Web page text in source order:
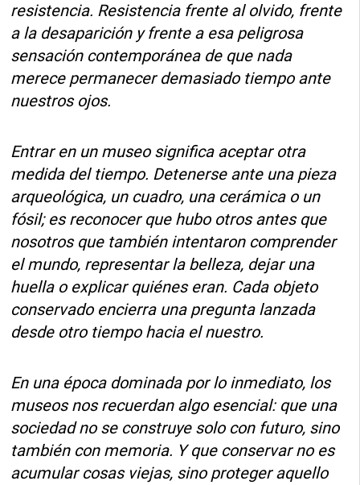
resistencia. Resistencia frente al olvido, frente
a la desaparición y frente a esa peligrosa
sensación contemporánea de que nada
merece permanecer demasiado tiempo ante
nuestros ojos.
Entrar en un museo significa aceptar otra
medida del tiempo. Detenerse ante una pieza
arqueológica, un cuadro, una cerámica o un
fósil; es reconocer que hubo otros antes que
nosotros que también intentaron comprender
el mundo, representar la belleza, dejar una
huella o explicar quiénes eran. Cada objeto
conservado encierra una pregunta lanzada
desde otro tiempo hacia el nuestro.
En una época dominada por lo inmediato, los
museos nos recuerdan algo esencial: que una
sociedad no se construye solo con futuro, sino
también con memoria. Y que conservar no es
acumular cosas viejas, sino proteger aquello